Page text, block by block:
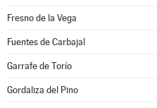
Fresno de la Vega
Fuentes de Carbajal
Garrafe de Torío
Gordaliza del Pino